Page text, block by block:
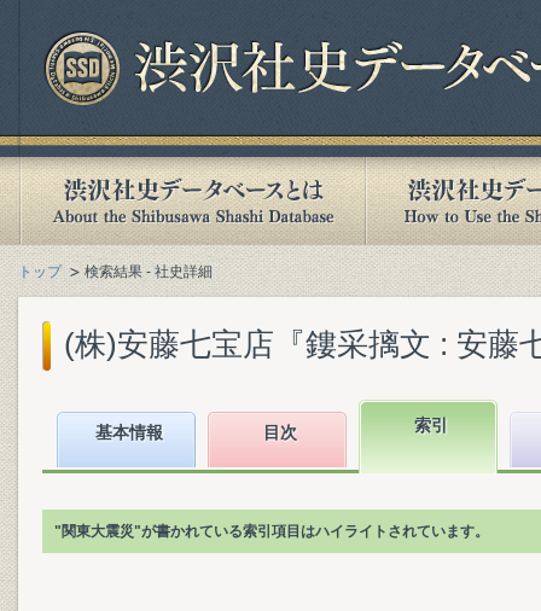
トップ 検索結果 - 社史詳細
(株)安藤七宝店『鏤采摛文 : 安藤
基本情報 目次 索引
"関東大震災"が書かれている索引項目はハイライトされています。